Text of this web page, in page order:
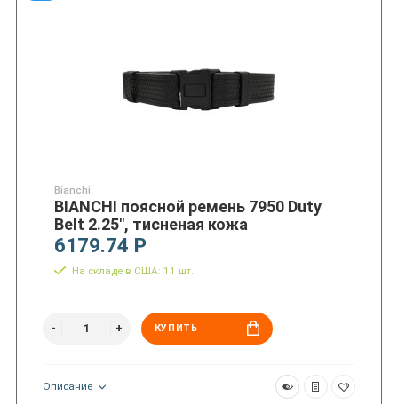
Bianchi
BIANCHI поясной ремень 7950 Duty
Belt 2.25", тисненая кожа
6179.74 Р
На складе в США: 11 шт.
КУПИТЬ
Описание